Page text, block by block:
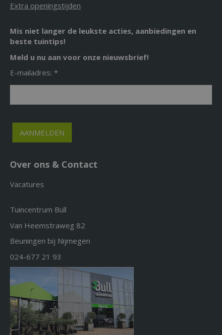
Extra openingstijden
Mis niet langer de leukste acties, aanbiedingen en
beste tuintips!
Meld u nu aan voor onze nieuwsbrief!
E-mailadres: *
Over ons & Contact
Vacatures
Tuincentrum Bull
Van Heemstraweg 82
Beuningen bij Nijmegen
024-677 21 93